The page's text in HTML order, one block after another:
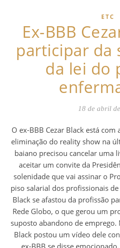
ETC
Ex-BBB
participar da
da lei do
18 de abril
O ex-BBB Cezar Black está com a agenda agitada após sua
eliminação do reality show na
baiano precisou cancelar uma
aceitar um convite da
solenidade que vai assinar o
piso salarial dos profissionais
Black se afastou da profissão
Rede Globo, o que gerou um
suposto abandono de emprego.
Black postou um vídeo dele
ex-BBB se disse